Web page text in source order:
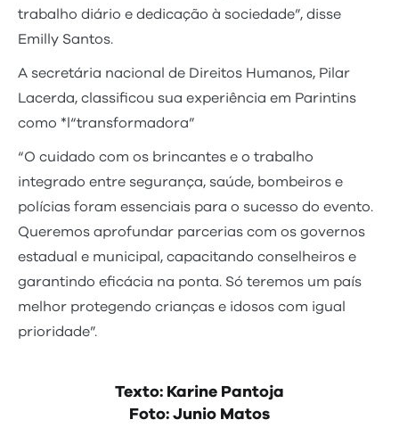
trabalho diário e dedicação à sociedade”, disse
Emilly Santos.
A secretária nacional de Direitos Humanos, Pilar
Lacerda, classificou sua experiência em Parintins
como *l“transformadora”
“O cuidado com os brincantes e o trabalho
integrado entre segurança, saúde, bombeiros e
polícias foram essenciais para o sucesso do evento.
Queremos aprofundar parcerias com os governos
estadual e municipal, capacitando conselheiros e
garantindo eficácia na ponta. Só teremos um país
melhor protegendo crianças e idosos com igual
prioridade”.
Texto: Karine Pantoja
Foto: Junio Matos